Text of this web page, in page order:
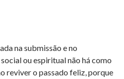
na submissão e no
ou espiritual não há como
reviver o passado feliz, porque